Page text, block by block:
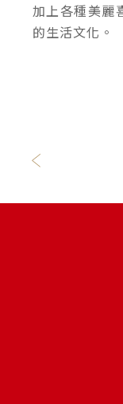
加上各種美麗
的生活文化。